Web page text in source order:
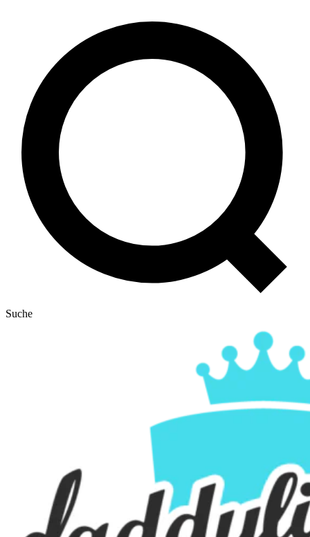
Suche